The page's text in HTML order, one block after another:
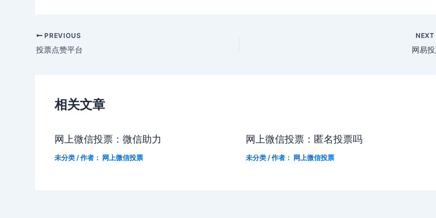
PREVIOUS
投票点赞平台
NEXT
网易
相关文章
网上微信投票：微信助力
未分类 / 作者： 网上微信投票
网上微信投票：匿名投票吗
未分类/ 作者： 网上微信投票